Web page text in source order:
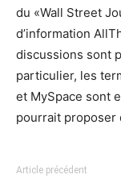
du «Wall Street
d’information
discussions sont
particulier, les
et MySpace sont
pourrait proposer
Article précédent